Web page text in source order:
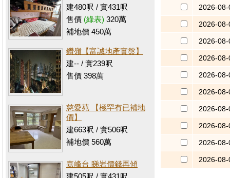
建480呎 / 實431呎
售價 (綠表) 320萬
補地價 450萬
鑽嶺【富誠地產實盤】
建-- / 實239呎
售價 398萬
慈愛苑 【極罕有已補地
價】
建663呎 / 實506呎
補地價 560萬
嘉峰台 睇岩價錢再傾
2026-08-
2026-08-
2026-08-
2026-08-
2026-08-
2026-08-
2026-08-
2026-08-
2026-08-
2026-08-